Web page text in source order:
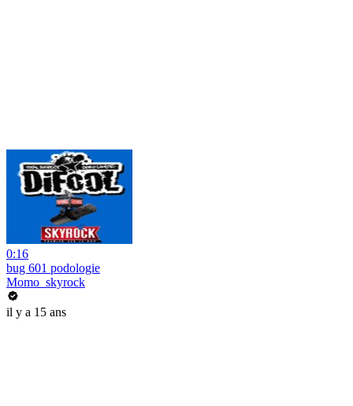
0:16
bug 601 podologie
Momo_skyrock
il y a 15 ans